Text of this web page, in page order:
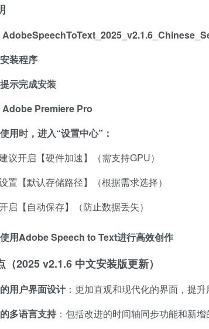
装程序
示完成安装
Adobe Premiere Pro
用时，进入“设置中心”：
议开启【硬件加速】（需支持GPU）
置【默认存储路径】（根据需求选择）
启【自动保存】（防止数据丢失）
用Adobe Speech to Text进行高效创作
（2025 v2.1.6 中文安装版更新）
用户界面设计：更加直观和现代化的界面，提升
多语言支持 ：包括改进的时间轴同步功能和新增